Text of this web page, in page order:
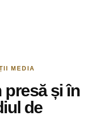
MEDIA
presă și în
de